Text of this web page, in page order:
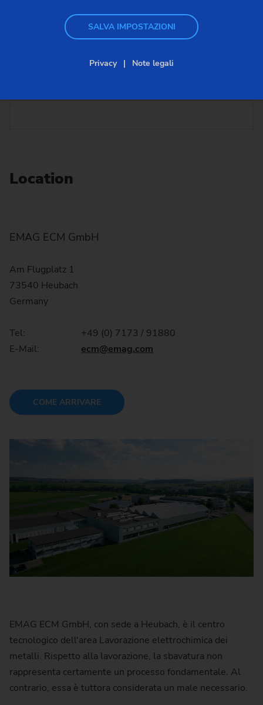
EMAG ECM GmbH, con sede a Heubach, è il centro
tecnologico dell'area Lavorazione elettrochimica dei
metalli. Rispetto alla lavorazione, la sbavatura non
rappresenta certamente un processo fondamentale. Al
contrario, essa è tuttora considerata un male necessario.
Location
EMAG ECM GmbH
Am Flugplatz 1
73540 Heubach
Germany
Tel:
+49 (0) 7173 / 91880
E-Mail:
ecm@emag.com
COME ARRIVARE
SALVA IMPOSTAZIONI
Privacy Note legali